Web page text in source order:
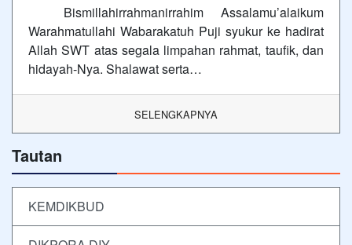
Bismillahirrahmanirrahim Assalamu’alaikum
Warahmatullahi Wabarakatuh Puji syukur ke hadirat
Allah SWT atas segala limpahan rahmat, taufik, dan
hidayah-Nya. Shalawat serta…
SELENGKAPNYA
Tautan
KEMDIKBUD